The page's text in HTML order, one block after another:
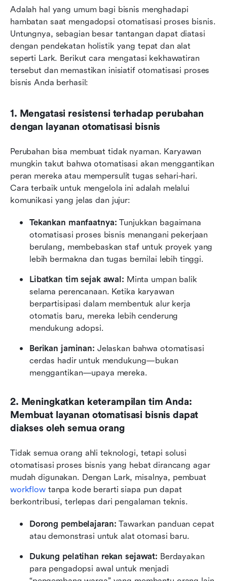
Adalah hal yang umum bagi bisnis menghadapi
hambatan saat mengadopsi otomatisasi proses bisnis.
Untungnya, sebagian besar tantangan dapat diatasi
dengan pendekatan holistik yang tepat dan alat
seperti Lark. Berikut cara mengatasi kekhawatiran
tersebut dan memastikan inisiatif otomatisasi proses
bisnis Anda berhasil:
1. Mengatasi resistensi terhadap perubahan
dengan layanan otomatisasi bisnis
Perubahan bisa membuat tidak nyaman. Karyawan
mungkin takut bahwa otomatisasi akan menggantikan
peran mereka atau mempersulit tugas sehari-hari.
Cara terbaik untuk mengelola ini adalah melalui
komunikasi yang jelas dan jujur:
Tekankan manfaatnya: Tunjukkan bagaimana
otomatisasi proses bisnis menangani pekerjaan
berulang, membebaskan staf untuk proyek yang
lebih bermakna dan tugas bernilai lebih tinggi.
Libatkan tim sejak awal: Minta umpan balik
selama perencanaan. Ketika karyawan
berpartisipasi dalam membentuk alur kerja
otomatis baru, mereka lebih cenderung
mendukung adopsi.
Berikan jaminan: Jelaskan bahwa otomatisasi
cerdas hadir untuk mendukung—bukan
menggantikan—upaya mereka.
2. Meningkatkan keterampilan tim Anda:
Membuat layanan otomatisasi bisnis dapat
diakses oleh semua orang
Tidak semua orang ahli teknologi, tetapi solusi
otomatisasi proses bisnis yang hebat dirancang agar
mudah digunakan. Dengan Lark, misalnya, pembuat
workflow tanpa kode berarti siapa pun dapat
berkontribusi, terlepas dari pengalaman teknis.
Dorong pembelajaran: Tawarkan panduan cepat
atau demonstrasi untuk alat otomasi baru.
Dukung pelatihan rekan sejawat: Berdayakan
para pengadopsi awal untuk menjadi